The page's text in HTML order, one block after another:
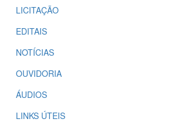
LICITAÇÃO
EDITAIS
NOTÍCIAS
OUVIDORIA
ÁUDIOS
LINKS ÚTEIS